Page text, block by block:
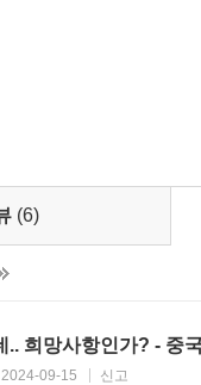
로의 회귀」 중에서
사람을 포용하고 부
이었을까? 바로 인적
수단으로서나 독재자
제 정치를 안정적으로
덕분에 생존했다. 이
청되면, 국가는 전체
(Scope) 두 상반된
, 범위는 이질성을 의
과 유지를 위해 다양성
지 중국 역사 전체를
국공산당은 결국 중
시진핑은 2018년 임
욕이 세계 질서를 흔
것이다. ‘아무나’를 위
(6)
.. 희망사항인가? - 중
2024-09-15 신고